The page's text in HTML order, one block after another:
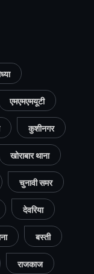
एमएमएमयूटी
कुशीनगर
खोराबार थाना
चुनावी समर
देवरिया
बस्ती
राजकाज